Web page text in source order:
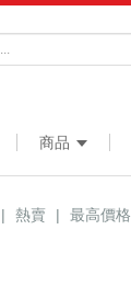
商品
| 熱賣 | 最高價格